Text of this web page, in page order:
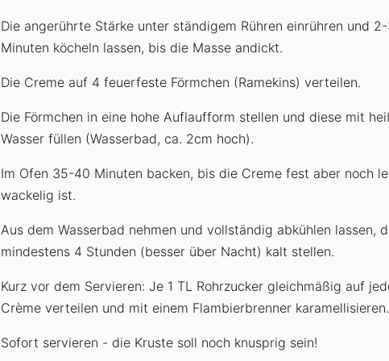
Die angerührte Stärke unter ständigem Rühren einrühren und
Minuten köcheln lassen, bis die Masse andickt.
Die Creme auf 4 feuerfeste Förmchen (Ramekins) verteilen.
Die Förmchen in eine hohe Auflaufform stellen und diese mit
Wasser füllen (Wasserbad, ca. 2cm hoch).
Im Ofen 35-40 Minuten backen, bis die Creme fest aber noch
wackelig ist.
Aus dem Wasserbad nehmen und vollständig abkühlen lassen,
mindestens 4 Stunden (besser über Nacht) kalt stellen.
Kurz vor dem Servieren: Je 1 TL Rohrzucker gleichmäßig auf
Crème verteilen und mit einem Flambierbrenner karamellisieren.
Sofort servieren - die Kruste soll noch knusprig sein!